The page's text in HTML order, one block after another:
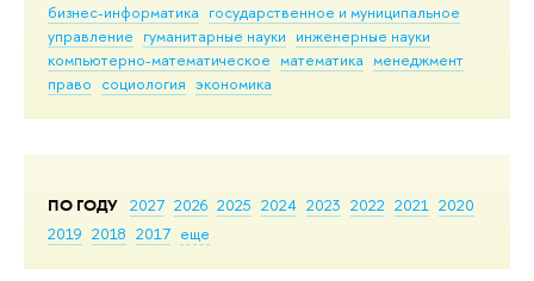
бизнес-информатика государственное и муниципальное
управление гуманитарные науки инженерные науки
компьютерно-математическое математика менеджмент
право социология экономика
ПО ГОДУ 2027 2026 2025 2024 2023 2022 2021 2020
2019 2018 2017 еще